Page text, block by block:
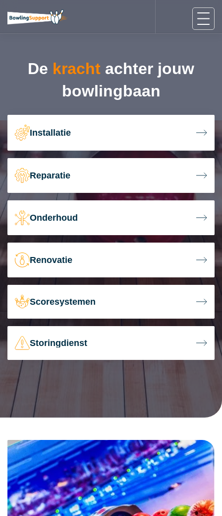
De kracht achter jouw
bowlingbaan
Installatie
Reparatie
Onderhoud
Renovatie
Scoresystemen
Storingdienst